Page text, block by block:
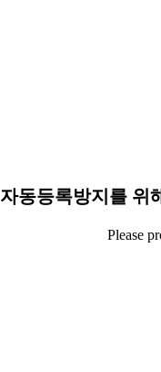
자동등록방지를 위
Please